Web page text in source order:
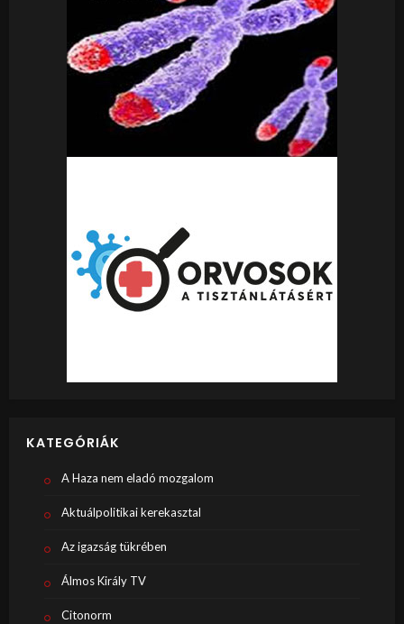
KATEGÓRIÁK
A Haza nem eladó mozgalom
Aktuálpolitikai kerekasztal
Az igazság tükrében
Álmos Király TV
Citonorm